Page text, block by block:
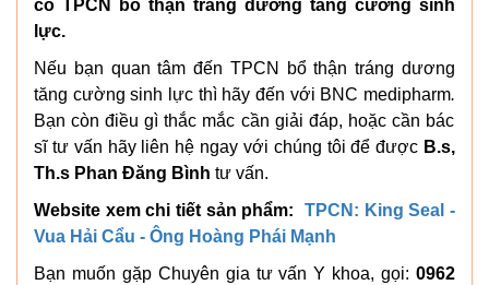
có TPCN bổ thận tráng dương tăng cường sinh
lực.
Nếu bạn quan tâm đến TPCN bổ thận tráng dương
tăng cường sinh lực thì hãy đến với BNC medipharm.
Bạn còn điều gì thắc mắc cần giải đáp, hoặc cần bác
sĩ tư vấn hãy liên hệ ngay với chúng tôi để được B.s,
Th.s Phan Đăng Bình tư vấn.
Website xem chi tiết sản phẩm: TPCN: King Seal -
Vua Hải Cẩu - Ông Hoàng Phái Mạnh
Bạn muốn gặp Chuyên gia tư vấn Y khoa, gọi: 0962